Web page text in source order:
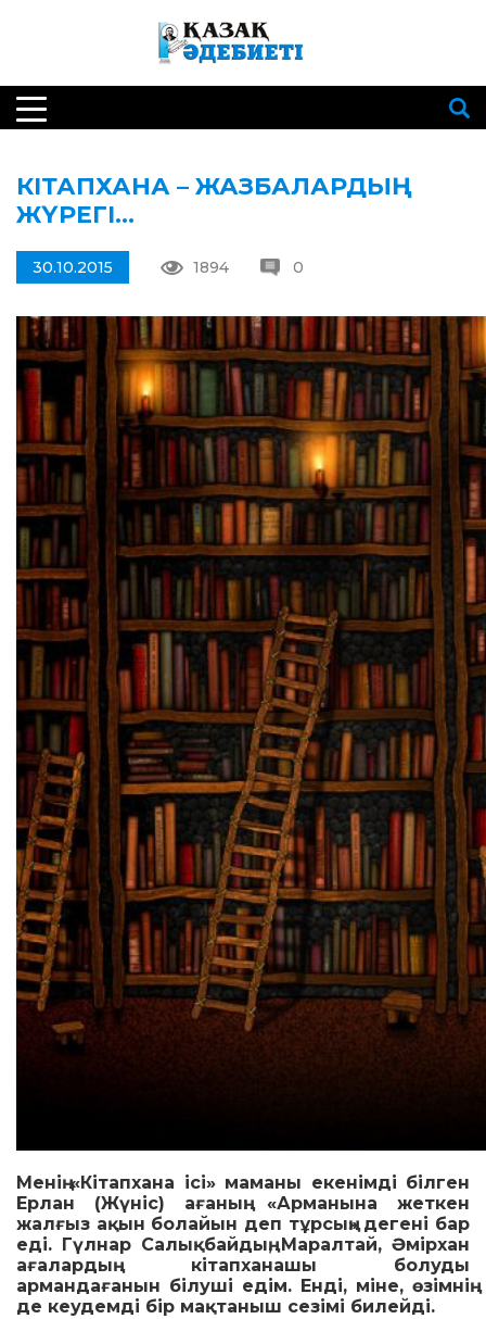
КІТАПХАНА – ЖАЗБАЛАРДЫҢ
ЖҮРЕГІ…
30.10.2015 1894 0
Менің «Кітапхана ісі» маманы екенімді білген
Ерлан (Жүніс) ағаның: «Арманына жеткен
жалғыз ақын болайын деп тұрсың» дегені бар
еді. Гүлнар Салықбайдың, Маралтай, Әмірхан
ағалардың кітапханашы болуды
армандағанын білуші едім. Енді, міне, өзімнің
де кеудемді бір мақтаныш сезімі билейді.